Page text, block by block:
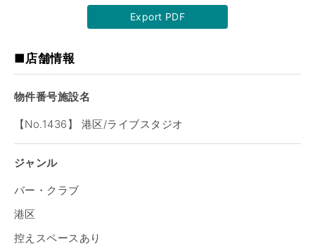
Export PDF
■店舗情報
物件番号施設名
【No.1436】 港区/ライブスタジオ
ジャンル
バー・クラブ
港区
控えスペースあり